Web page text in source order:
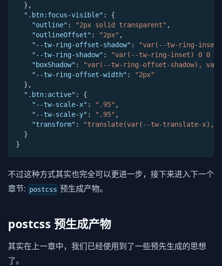
} ,
".btn:focus-visible" :
{
"outline" : "2px solid transparent" ,
"outlineOffset" : "2px" ,
"--tw-ring-offset-shadow" :
"var(--tw-ring-
"--tw-ring-shadow" :
"var(--tw-ring-inset) 0 0 0
"boxShadow" :
"var(--tw-ring-offset-shadow),
"--tw-ring-offset-width" :
"2px"
} ,
".btn:active" :
{
"--tw-scale-x" : ".95" ,
"--tw-scale-y" : ".95" ,
"transform" :
"translate(var(--tw-translate-x),
}
}
不过这种方式其实也完全可以更进一步，接下来进入下一个
章节: postcss 预生成产物。
postcss 预生成产物
其实在上一章中，我们已经使用到了一些预先生成的思想
了。